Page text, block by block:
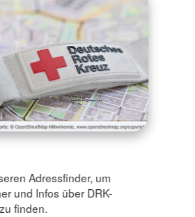
Adressfinder, um
und Infos über DRK-
finden.